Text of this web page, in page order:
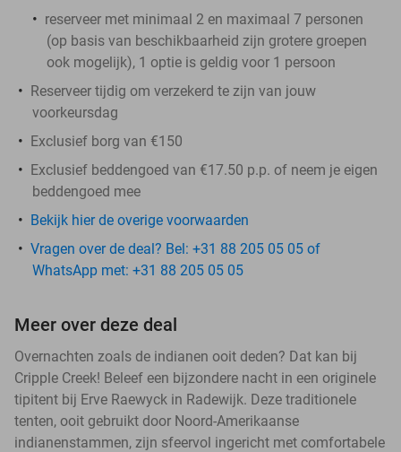
reserveer met minimaal 2 en maximaal 7 personen
(op basis van beschikbaarheid zijn grotere groepen
ook mogelijk), 1 optie is geldig voor 1 persoon
Reserveer tijdig om verzekerd te zijn van jouw
voorkeursdag
Exclusief borg van €150
Exclusief beddengoed van €17.50 p.p. of neem je eigen
beddengoed mee
Bekijk hier de overige voorwaarden
Vragen over de deal? Bel: +31 88 205 05 05 of
WhatsApp met: +31 88 205 05 05
Meer over deze deal
Overnachten zoals de indianen ooit deden? Dat kan bij
Cripple Creek! Beleef een bijzondere nacht in een originele
tipitent bij Erve Raewyck in Radewijk. Deze traditionele
tenten, ooit gebruikt door Noord-Amerikaanse
indianenstammen, zijn sfeervol ingericht met comfortabele